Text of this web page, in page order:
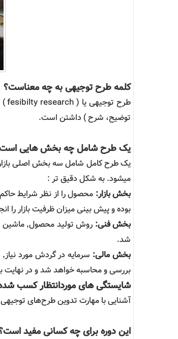
کلمه طرح توجیهی به چه معناست؟
توضیح، شرح ) داشتن است.
یک طرح شامل چه بخش هایی
میشود. به شکل دقیق تر :
بخش بازار: محصول را از نظر شرایط
بوده و پیش بینی میزان ظرفیت بازار را
بخش فنی:
شد.
بخش مالی:
بررسی و محاسبه خواهد شد و در نهایت
شایستگی های موردانتظار کسب
آشنایی با مهارت تدوین طرح‌های
این دوره برای چه کسانی مفید